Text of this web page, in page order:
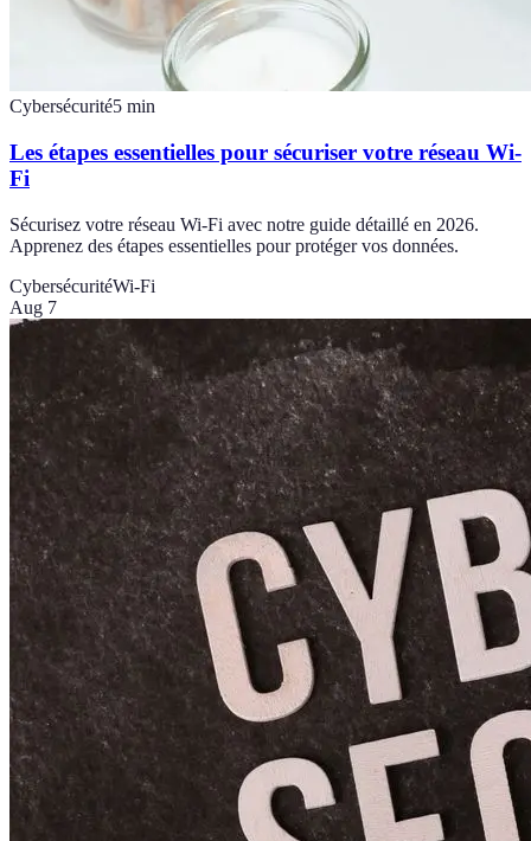
Cybersécurité5 min
Les étapes essentielles pour sécuriser votre réseau Wi-
Fi
Sécurisez votre réseau Wi-Fi avec notre guide détaillé en 2026.
Apprenez des étapes essentielles pour protéger vos données.
CybersécuritéWi-Fi
Aug 7